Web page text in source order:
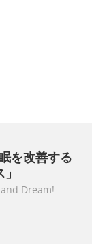
を改善する
Dream!